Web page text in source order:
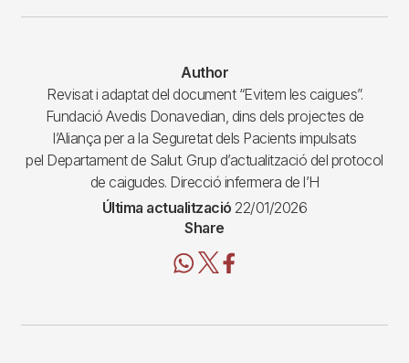
Author
Revisat i adaptat del document “Evitem les caigues”.
Fundació Avedis Donavedian, dins dels projectes de
l’Aliança per a la Seguretat dels Pacients impulsats
pel Departament de Salut. Grup d’actualització del protocol
de caigudes. Direcció infermera de l’H
Última actualització 22/01/2026
Share